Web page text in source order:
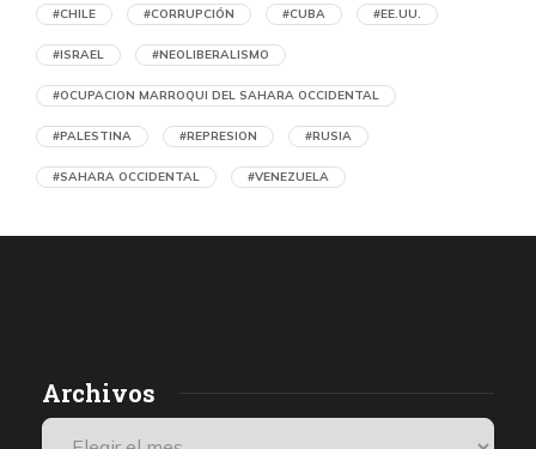
Ejecución de niños palestinos con un solo
con una única herida de bala en la cabeza o el pecho, un indicio
de que habían sido blanco de ataques deliberados. Así se
#CHILE #CORRUPCIÓN #CUBA #EE.UU.
#ISRAEL #NEOLIBERALISMO
#OCUPACION MARROQUI DEL SAHARA OCCIDENTAL
#PALESTINA #REPRESION #RUSIA
#SAHARA OCCIDENTAL #VENEZUELA
Archivos